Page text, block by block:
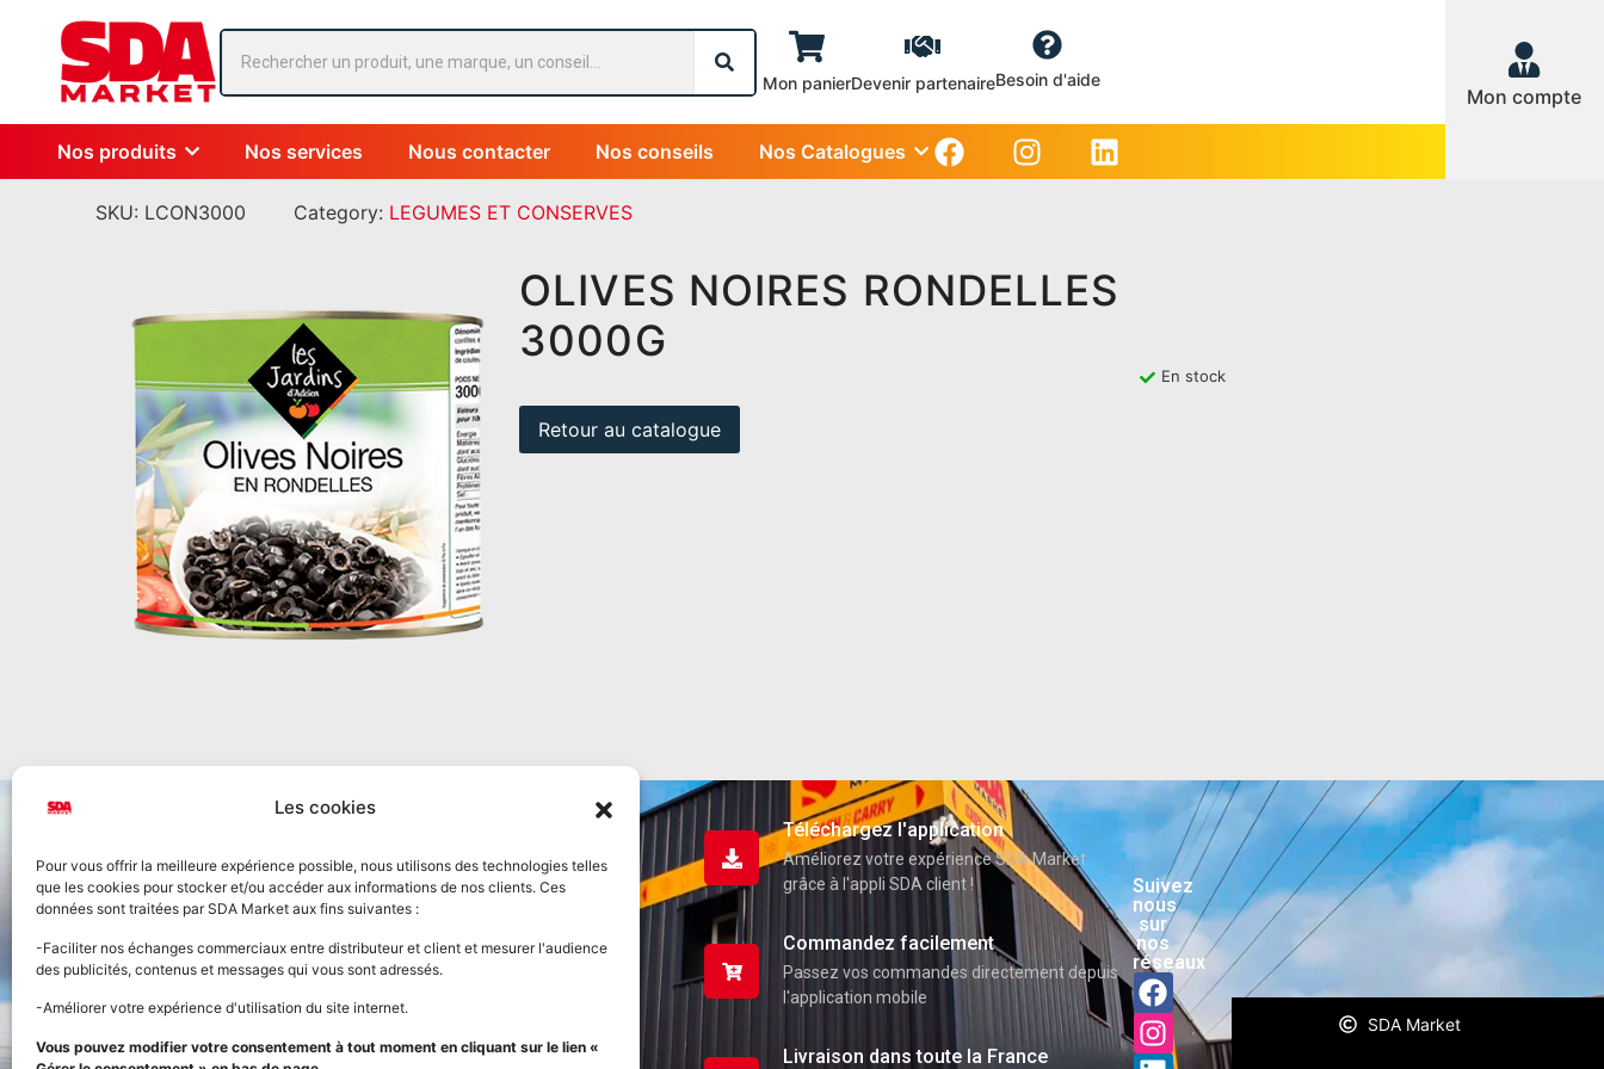
Les cookies
Pour vous offrir la meilleure expérience possible, nous utilisons des technologies telles
que les cookies pour stocker et/ou accéder aux informations de nos clients. Ces
données sont traitées par SDA Market aux fins suivantes :
-Faciliter nos échanges commerciaux entre distributeur et client et mesurer l'audience
des publicités, contenus et messages qui vous sont adressés.
-Améliorer votre expérience d'utilisation du site internet.
Vous pouvez modifier votre consentement à tout moment en cliquant sur le lien «
Mon compte
Mon panierDevenir partenaireBesoin d'aide
Nos produits Nos services Nous contacter Nos conseils Nos Catalogues
SKU: LCON3000 Category: LEGUMES ET CONSERVES
OLIVES NOIRES RONDELLES
3000G
En stock
Retour au catalogue
FOURNISSEUR OFFICIEL
Accueil
Panier
Téléchargez l'application
Améliorez votre expérience SDA Market
grâce à l'appli SDA client !
Commandez facilement
Passez vos commandes directement depuis
l'application mobile
Livraison dans toute la France
Suivez
nous
sur
nos
réseaux
SDA Market